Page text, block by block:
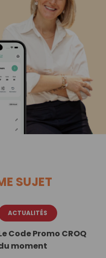
SUJET
ACTUALITÉS
Code Promo CROQ
moment